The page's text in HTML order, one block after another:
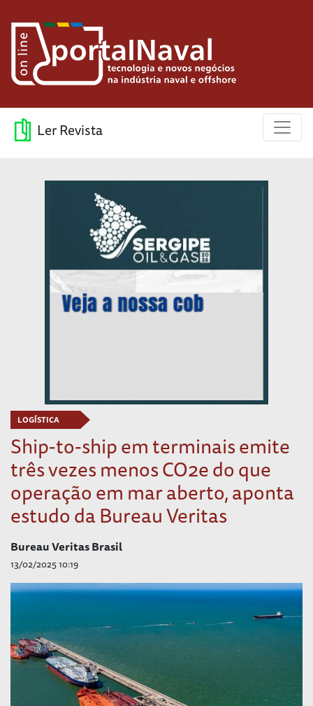
Ler Revista
LOGÍSTICA
Ship-to-ship em terminais emite
três vezes menos CO2e do que
operação em mar aberto, aponta
estudo da Bureau Veritas
Bureau Veritas Brasil
13/02/2025 10:19